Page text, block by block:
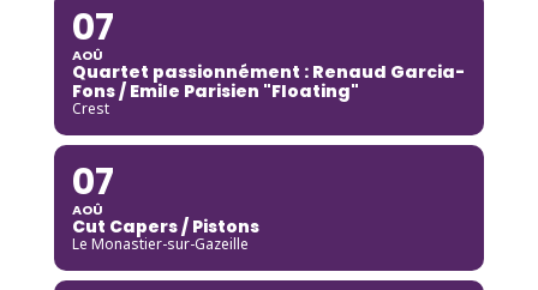
07
AOÛ
Quartet passionnément : Renaud Garcia-
Fons / Emile Parisien "Floating"
Crest
07
AOÛ
Cut Capers / Pistons
Le Monastier-sur-Gazeille